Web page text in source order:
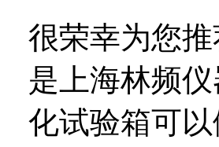
很荣幸为您
是上海林频
化试验箱可